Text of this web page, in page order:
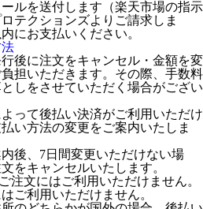
ルを送付します（楽天市場の指示
テクションズよりご請求しま
にお支払いください。
後に注文をキャンセル・金額を変
担いただきます。その際、手数料
しをさせていただく場合がござい
って後払い決済がご利用いただけ
い方法の変更をご案内いたしま
後、7日間変更いただけない場
をキャンセルいたします。
注文にはご利用いただけません。
ご利用いただけません。